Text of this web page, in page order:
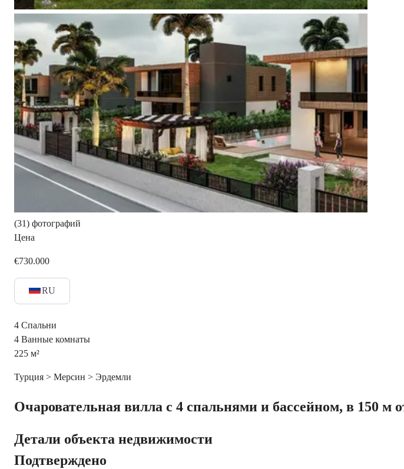
(31) фотографий
Цена
€730.000
RU
4 Спальни
4 Ванные комнаты
225 м²
Турция > Мерсин > Эрдемли
Очаровательная вилла с 4 спальнями и бассейном, в 150
Детали объекта недвижимости
Подтверждено